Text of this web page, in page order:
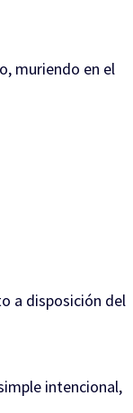
muriendo en el
a disposición del
intencional,